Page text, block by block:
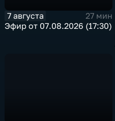
7 августа
27 мин
Эфир от 07.08.2026 (17:30)